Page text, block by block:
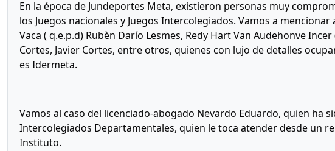
En la época de Jundeportes Meta, existieron personas muy
los Juegos nacionales y Juegos Intercolegiados. Vamos a
Vaca ( q.e.p.d) Rubèn Darío Lesmes, Redy Hart Van Audehonve
Cortes, Javier Cortes, entre otros, quienes con lujo de detalles
es Idermeta.
Vamos al caso del licenciado-abogado Nevardo Eduardo, quien ha
Intercolegiados Departamentales, quien le toca atender desde un
Instituto.